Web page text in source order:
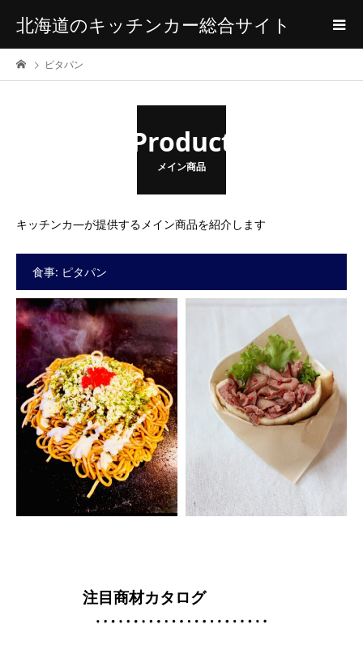
北海道のキッチンカー総合サイト
ピタパン
Product
メイン商品
キッチンカ―が提供するメイン商品を紹介します
食事: ピタパン
注目商材カタログ